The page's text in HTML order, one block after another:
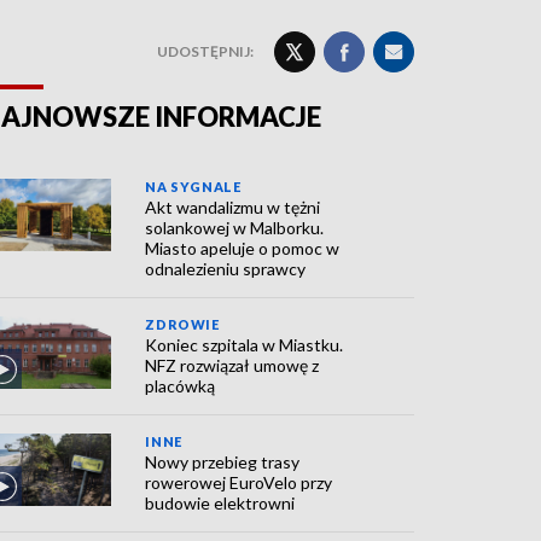
UDOSTĘPNIJ:
INFORMACJE
NA SYGNALE
Akt wandalizmu w tężni
solankowej w Malborku.
Miasto apeluje o pomoc w
odnalezieniu sprawcy
ZDROWIE
Koniec szpitala w Miastku.
NFZ rozwiązał umowę z
placówką
INNE
Nowy przebieg trasy
rowerowej EuroVelo przy
budowie elektrowni